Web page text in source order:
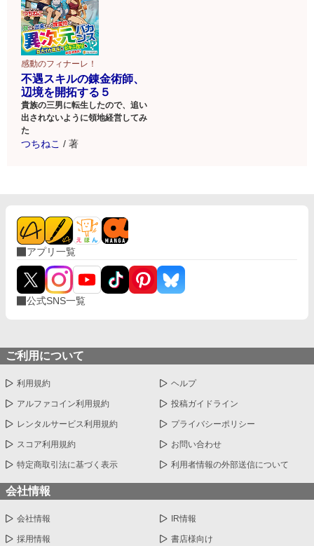
感動のフィナーレ！
不遇スキルの錬金術師、
辺境を開拓する５
貴族の三男に転生したので、追い
出されないように領地経営してみ
た
つちねこ / 著
アプリ一覧
公式SNS一覧
ご利用について
利用規約 ヘルプ
アルファコイン利用規約 投稿ガイドライン
レンタルサービス利用規約 プライバシーポリシー
スコア利用規約 お問い合わせ
特定商取引法に基づく表示 利用者情報の外部送信について
会社情報
会社情報 IR情報
採用情報 書店様向け